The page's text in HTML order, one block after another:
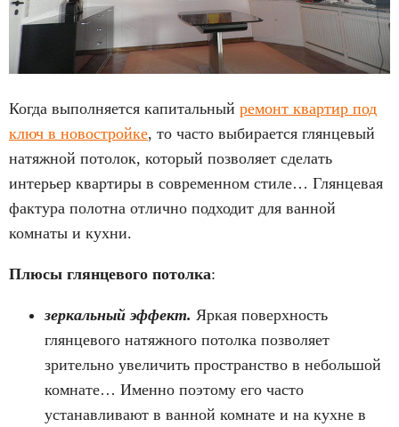
Когда выполняется капитальный ремонт квартир под
ключ в новостройке, то часто выбирается глянцевый
натяжной потолок, который позволяет сделать
интерьер квартиры в современном стиле… Глянцевая
фактура полотна отлично подходит для ванной
комнаты и кухни.
Плюсы глянцевого потолка:
зеркальный эффект. Яркая поверхность
глянцевого натяжного потолка позволяет
зрительно увеличить пространство в небольшой
комнате… Именно поэтому его часто
устанавливают в ванной комнате и на кухне в